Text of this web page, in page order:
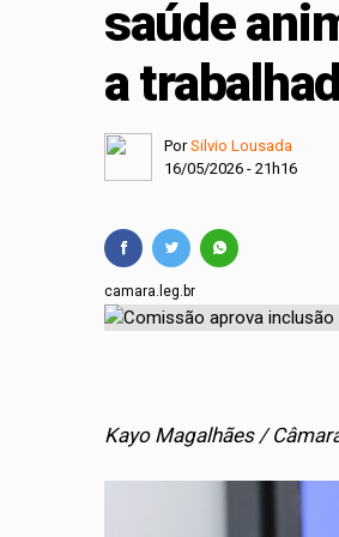
saúde
a
PorSilvio Lousada
16/05/2026 - 21h16
camara.leg.br
Kayo Magalhães /